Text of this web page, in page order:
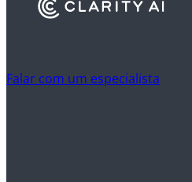
Descubra como é que as
Falar com um especialista